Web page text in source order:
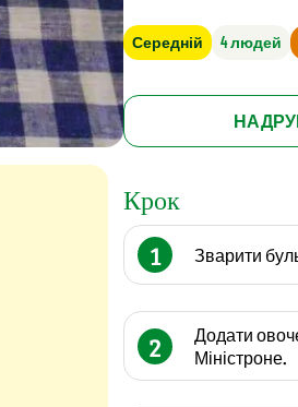
Середній 4 людей
Крок
1 Зварити
2
Додати
Міністроне.